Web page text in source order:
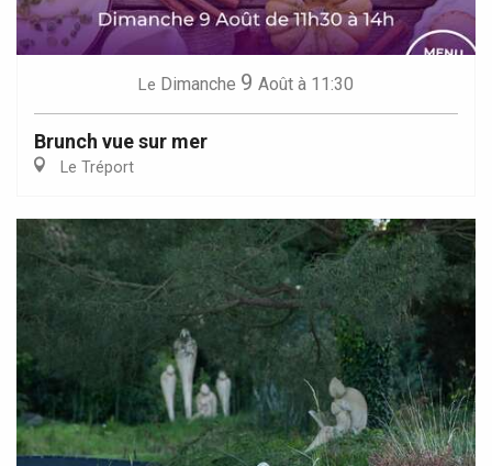
Le Dimanche 9 Août à 11:30
Brunch vue sur mer
Le Tréport